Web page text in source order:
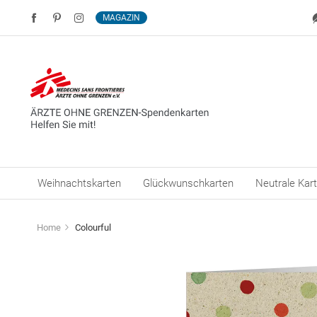
MAGAZIN
Weihnachtskarten Glückwunschkarten Neutrale
Home Colourful